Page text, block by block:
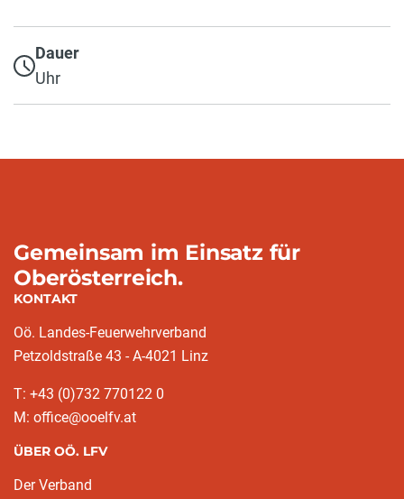
Dauer
Uhr
Gemeinsam im Einsatz für
Oberösterreich.
KONTAKT
Oö. Landes-Feuerwehrverband
Petzoldstraße 43 - A-4021 Linz
T: +43 (0)732 770122 0
M: office@ooelfv.at
ÜBER OÖ. LFV
Der Verband